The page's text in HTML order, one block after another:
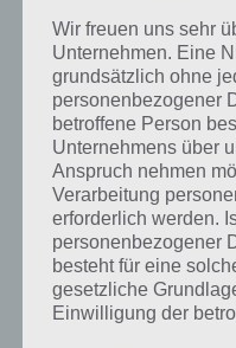
4
2024)
4
Rätsel
4
(April
Wir freuen uns sehr
Unternehmen. Eine
grundsätzlich ohne
personenbezogener
betroffene Person
Unternehmens über
Anspruch nehmen
Verarbeitung
erforderlich werden.
personenbezogener
besteht für eine
gesetzliche
Einwilligung der